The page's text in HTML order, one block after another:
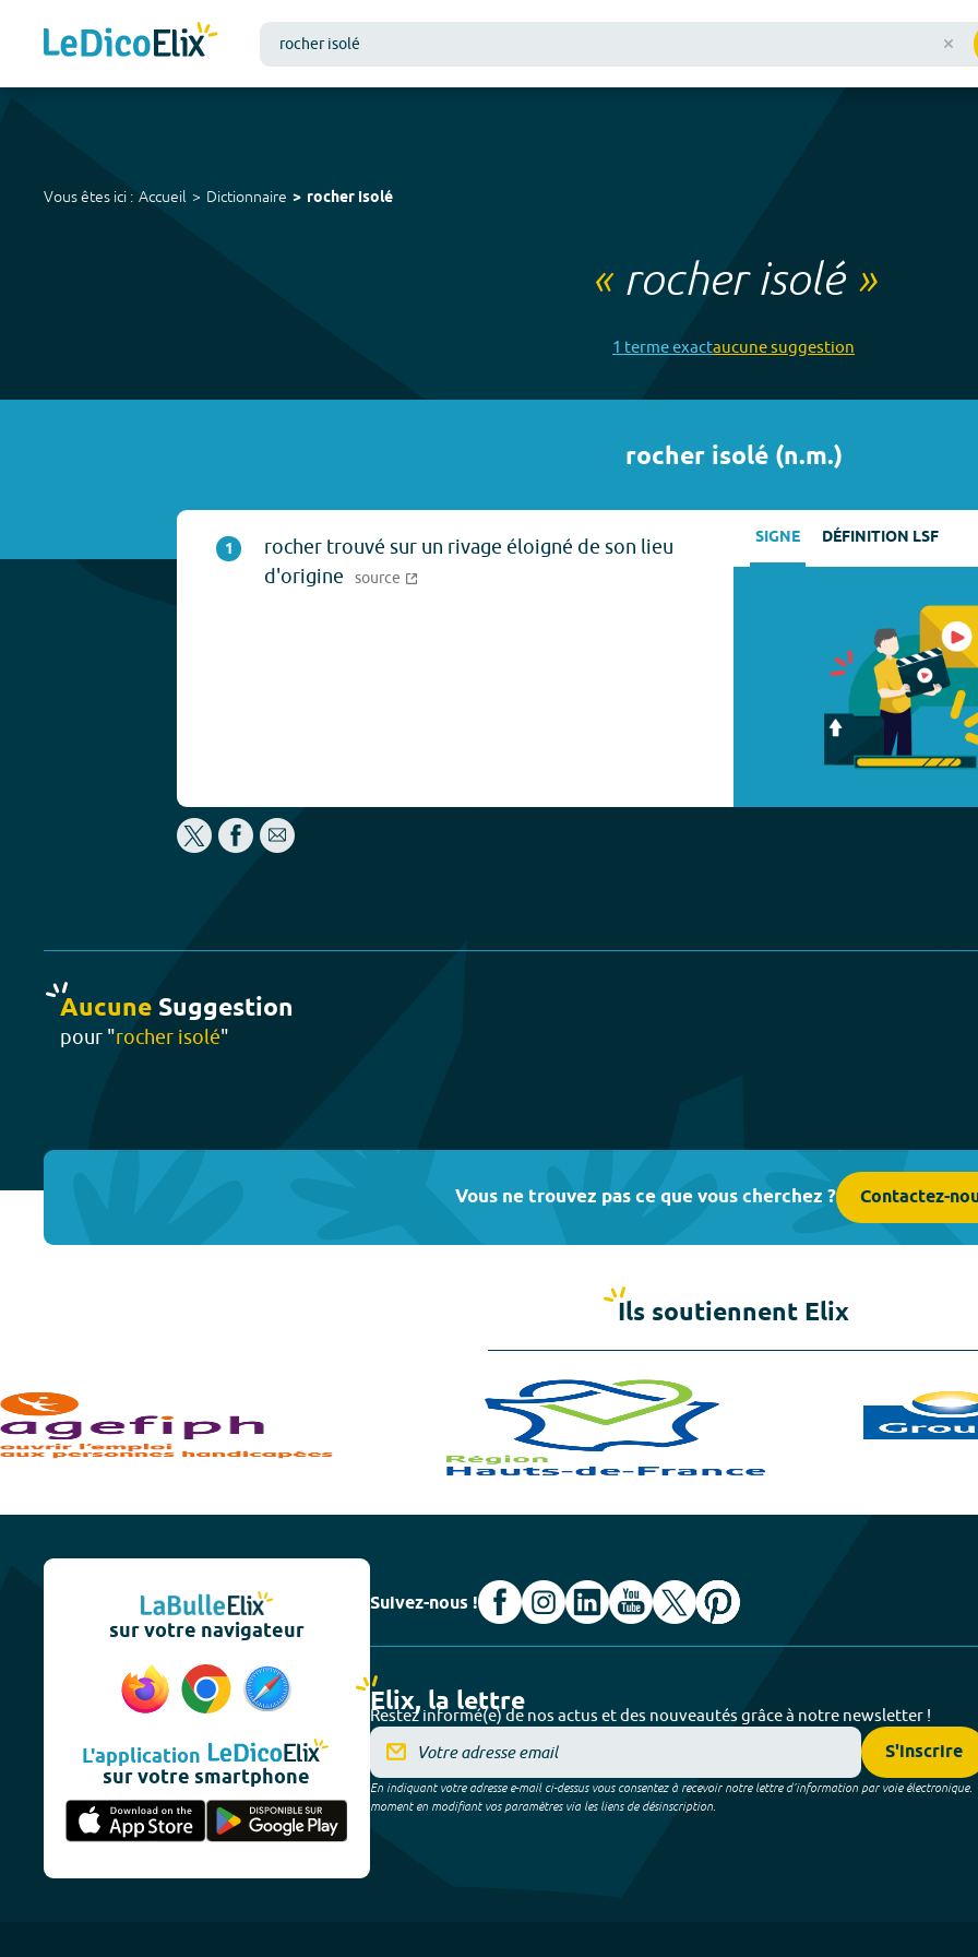
Vous êtes ici : Accueil Dictionnaire rocher isolé
« rocher isolé»
1 termeexactaucunesuggestion
rocher isolé(n.m.)
1
rocher trouvé sur un rivage éloigné de son lieu
d'origine
source
SIGNE DÉFINITION LSF
Aucune Suggestion
pour "rocher isolé"
Vous ne trouvez pas ce que vous cherchez ? Contactez-
Ils soutiennent Elix
sur votre navigateur
L'application
sur votre smartphone
Suivez-nous !
Elix, la lettre
Restez informé(e) de nos actus et des nouveautés grâce à notre newsletter !
S'inscrire
En indiquant votre adresse e-mail ci-dessus vous consentez à recevoir notre lettre d’information par voie électronique.
moment en modifiant vos paramètres via les liens de désinscription.